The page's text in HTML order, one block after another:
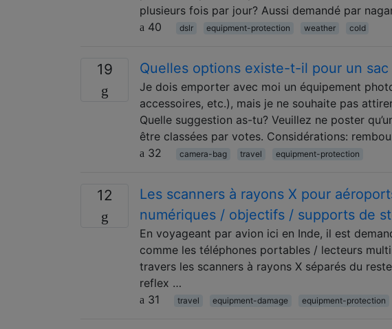
plusieurs fois par jour? Aussi demandé par
40
dslr equipment-protection weather cold
19 Quelles options existe-t-il pour un
Je dois emporter avec moi un équipement
accessoires, etc.), mais je ne souhaite pas
Quelle suggestion as-tu? Veuillez ne poster
être classées par votes. Considérations:
32
camera-bag travel equipment-protection
12
Les scanners à rayons X pour
numériques / objectifs / supports de
En voyageant par avion ici en Inde, il est
comme les téléphones portables / lecteurs
travers les scanners à rayons X séparés du
reflex …
31
travel equipment-damage equipment-protection